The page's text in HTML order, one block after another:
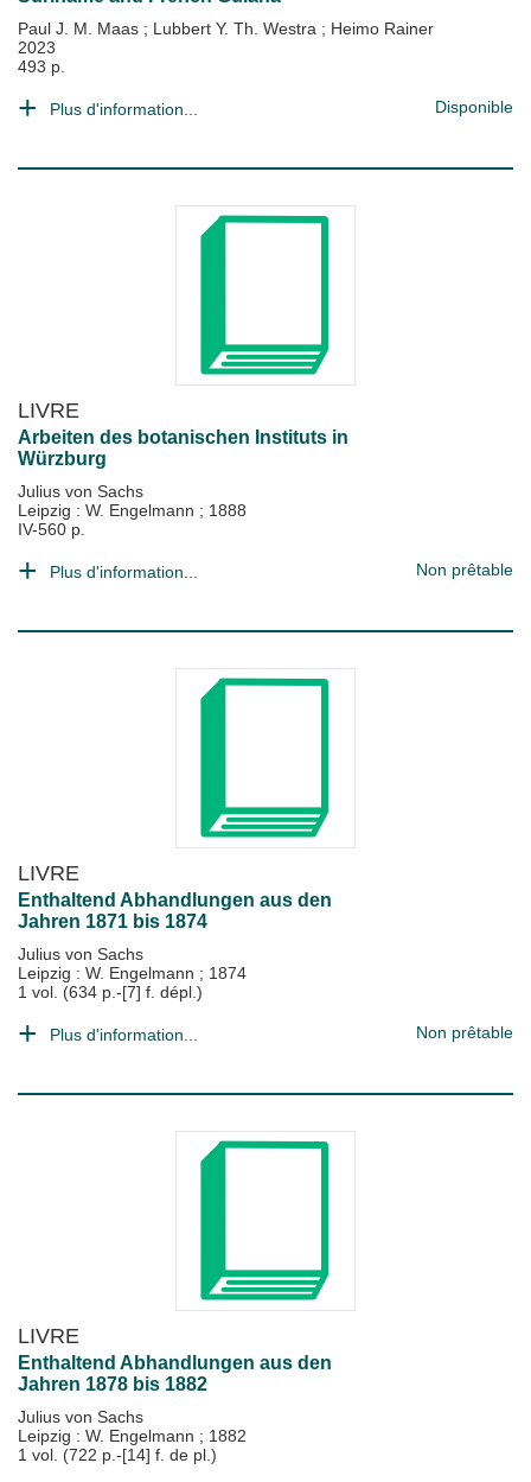
Paul J. M. Maas ; Lubbert Y. Th. Westra ; Heimo Rainer
2023
493 p.
Plus d'information... Disponible
LIVRE
Arbeiten des botanischen Instituts in
Würzburg
Julius von Sachs
Leipzig : W. Engelmann ; 1888
IV-560 p.
Plus d'information... Non prêtable
LIVRE
Enthaltend Abhandlungen aus den
Jahren 1871 bis 1874
Julius von Sachs
Leipzig : W. Engelmann ; 1874
1 vol. (634 p.-[7] f. dépl.)
Plus d'information... Non prêtable
LIVRE
Enthaltend Abhandlungen aus den
Jahren 1878 bis 1882
Julius von Sachs
Leipzig : W. Engelmann ; 1882
1 vol. (722 p.-[14] f. de pl.)